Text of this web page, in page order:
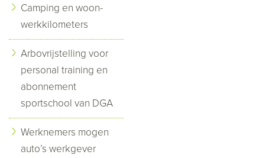
Camping en woon-
werkkilometers
Arbovrijstelling voor
personal training en
abonnement
sportschool van DGA
Werknemers mogen
auto’s werkgever